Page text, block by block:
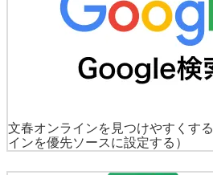
文春オンラインを見つけやすくする
インを優先ソースに設定する）